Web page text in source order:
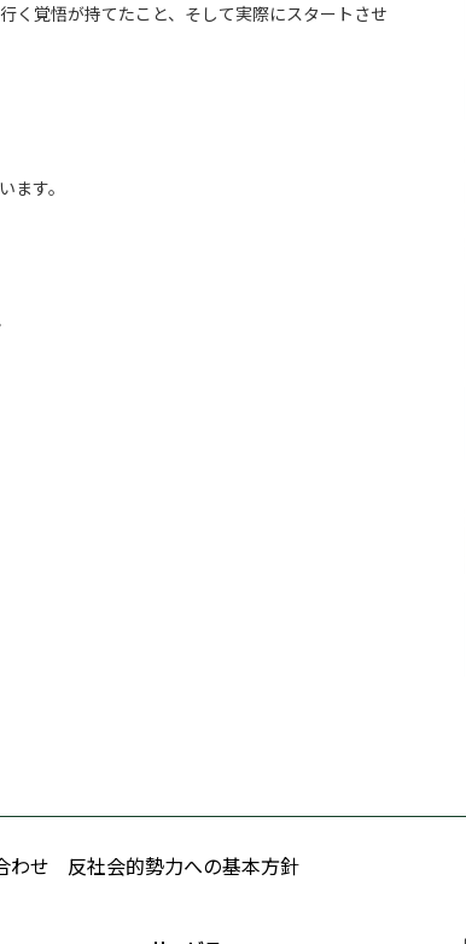
く覚悟が持てたこと、そして実際にスタートさせ
す。
わせ 反社会的勢力への基本方針